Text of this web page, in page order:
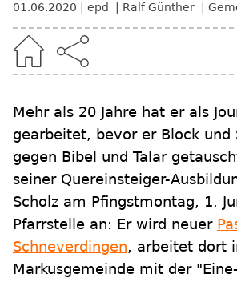
01.06.2020 epd Ralf Günther
Mehr als 20 Jahre hat er als
gearbeitet, bevor er Block und
gegen Bibel und Talar
seiner Quereinsteiger-
Scholz am Pfingstmontag, 1.
Pfarrstelle an: Er wird neuer
Schneverdingen, arbeitet dort
Markusgemeinde mit der